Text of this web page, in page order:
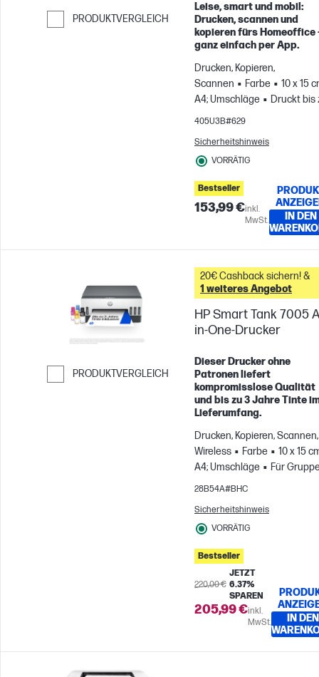
PRODUKTVERGLEICH
Weiter zum Vergleichen
Leise, smart und mobil:
Drucken, scannen und
kopieren fürs Homeoffice
ganz einfach per App.
Drucken, Kopieren,
Scannen
Farbe
10 x 15
A4; Umschläge
Druckt bis
800 Seiten pro Monat; Für
5 Benutzern
405U3B#629
Sicherheitshinweis
VORRÄTIG
Bestseller
153,99 €inkl.
MwSt.
IN DEN
PRODUKTVERGLEICH
Weiter zum Vergleichen
20€ Cashback sichern! &
1 weiteres Angebot
HP Smart Tank 7005
in-One-Drucker
Dieser Drucker ohne
Patronen liefert
kompromisslose Qualität
und bis zu 3 Jahre Tinte
Lieferumfang.
Drucken, Kopieren, Scannen,
Wireless
Farbe
10 x 15
A4; Umschläge
Für
mit bis zu 3 Benutzern;
28B54A#BHC
Sicherheitshinweis
VORRÄTIG
Bestseller
220,00 €
JETZT
6.37%
SPAREN
205,99 €inkl.
MwSt.
IN DEN